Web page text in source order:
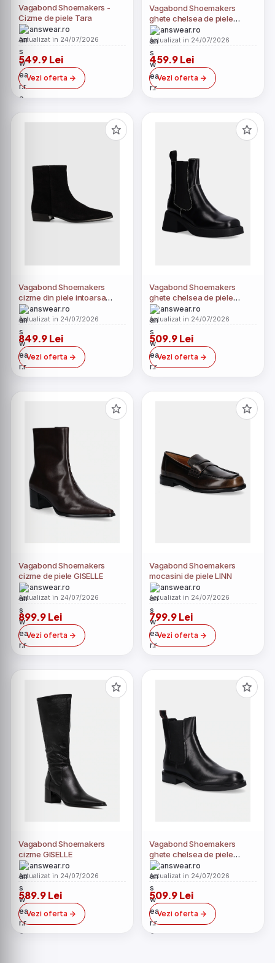
Vagabond Shoemakers -
Cizme de piele Tara
answear.ro
Actualizat in 24/07/2026
549.9 Lei
Vezi oferta
Vagabond Shoemakers
ghete chelsea de piele
Kenova
answear.ro
Actualizat in 24/07/2026
459.9 Lei
Vezi oferta
Vagabond Shoemakers
cizme din piele intoarsa
Nellaanswear.ro
Actualizat in 24/07/2026
849.9 Lei
Vezi oferta
Vagabond Shoemakers
ghete chelsea de piele
DORAH
answear.ro
Actualizat in 24/07/2026
509.9 Lei
Vezi oferta
Vagabond Shoemakers
cizme de piele GISELLE
answear.ro
Actualizat in 24/07/2026
899.9 Lei
Vezi oferta
Vagabond Shoemakers
mocasini de piele LINN
answear.ro
Actualizat in 24/07/2026
799.9 Lei
Vezi oferta
Vagabond Shoemakers
cizme GISELLE
answear.ro
Actualizat in 24/07/2026
589.9 Lei
Vezi oferta
Vagabond Shoemakers
ghete chelsea de piele
FREYAanswear.ro
Actualizat in 24/07/2026
509.9 Lei
Vezi oferta